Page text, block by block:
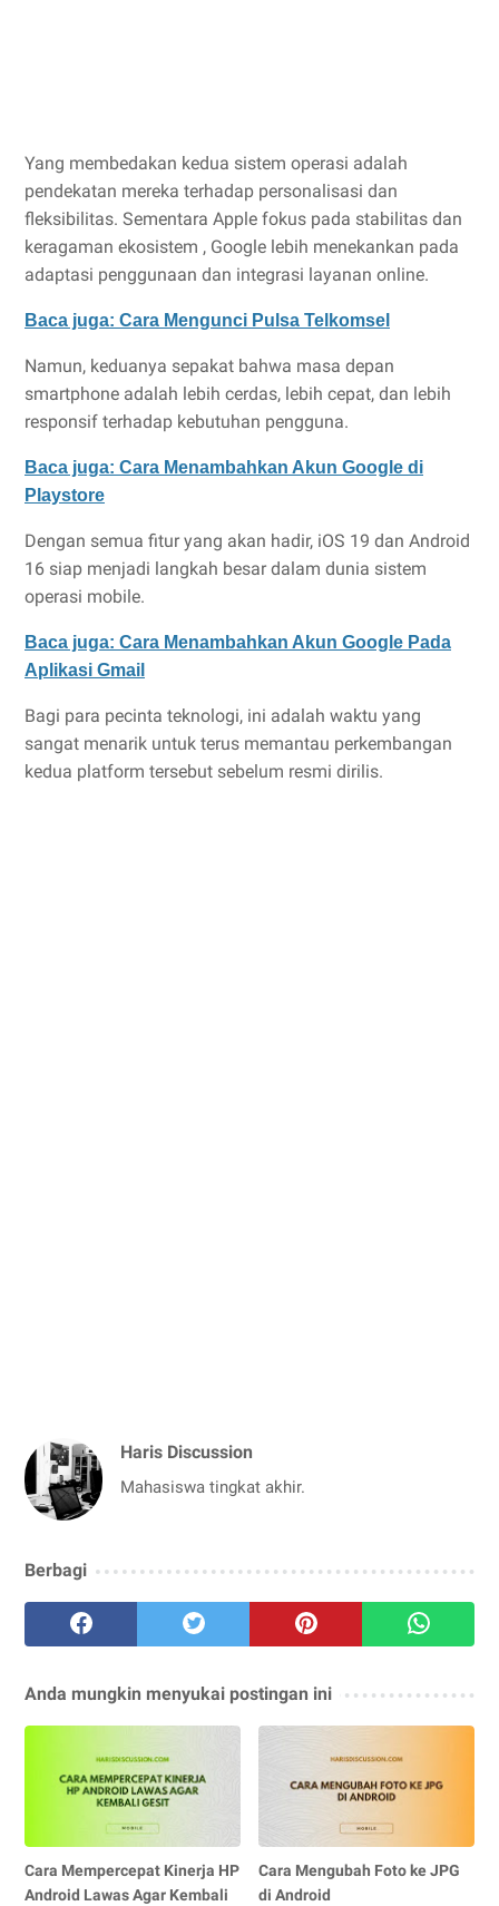
Yang membedakan kedua sistem operasi adalah
pendekatan mereka terhadap personalisasi dan
fleksibilitas. Sementara Apple fokus pada stabilitas dan
keragaman ekosistem , Google lebih menekankan pada
adaptasi penggunaan dan integrasi layanan online.
Baca juga: Cara Mengunci Pulsa Telkomsel
Namun, keduanya sepakat bahwa masa depan
smartphone adalah lebih cerdas, lebih cepat, dan lebih
responsif terhadap kebutuhan pengguna.
Baca juga: Cara Menambahkan Akun Google di
Playstore
Dengan semua fitur yang akan hadir, iOS 19 dan Android
16 siap menjadi langkah besar dalam dunia sistem
operasi mobile.
Baca juga: Cara Menambahkan Akun Google Pada
Aplikasi Gmail
Bagi para pecinta teknologi, ini adalah waktu yang
sangat menarik untuk terus memantau perkembangan
kedua platform tersebut sebelum resmi dirilis.
Haris Discussion
Mahasiswa tingkat akhir.
Berbagi
Anda mungkin menyukai postingan ini
Cara Mempercepat Kinerja HP
Android Lawas Agar Kembali
Cara Mengubah Foto ke JPG
di Android